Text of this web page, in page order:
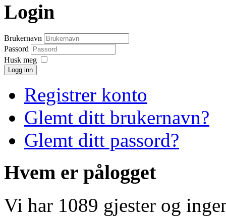
Login
Brukernavn
Passord
Husk meg
Logg inn
Registrer konto
Glemt ditt brukernavn?
Glemt ditt passord?
Hvem er pålogget
Vi har 1089 gjester og